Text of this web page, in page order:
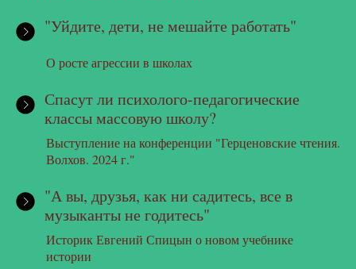
"Уйдите, дети, не мешайте работать"
О росте агрессии в школах
Спасут ли психолого-педагогические
классы массовую школу?
Выступление на конференции "Герценовские чтения.
Волхов. 2024 г."
"А вы, друзья, как ни садитесь, все в
музыканты не годитесь"
Историк Евгений Спицын о новом учебнике
истории